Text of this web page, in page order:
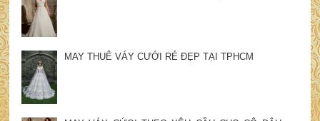
MAY THUÊ VÁY CƯỚI RẺ ĐẸP TẠI TPHCM